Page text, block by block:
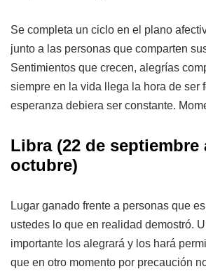
Se completa un ciclo en el plano
junto a las personas que comparten
Sentimientos que crecen, alegrías
siempre en la vida llega la hora de ser
esperanza debiera ser constante.
Libra (22 de septiembre
octubre)
Lugar ganado frente a personas que
ustedes lo que en realidad demostró.
importante los alegrará y los hará
que en otro momento por precaución